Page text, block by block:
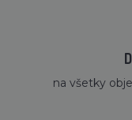
na všetky